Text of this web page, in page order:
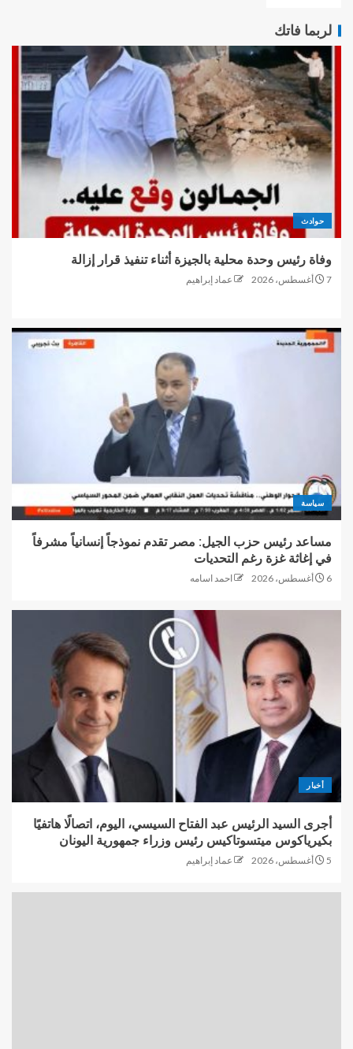
لربما فاتك
حوادث
وفاة رئيس وحدة محلية بالجيزة أثناء تنفيذ قرار إزالة
7 أغسطس، 2026 عماد إبراهيم
سياسة
مساعد رئيس حزب الجيل: مصر تقدم نموذجاً إنسانياً مشرفاً
في إغاثة غزة رغم التحديات
6 أغسطس، 2026 احمد اسامه
أخبار
أجرى السيد الرئيس عبد الفتاح السيسي، اليوم، اتصالًا هاتفيًا
بكيرياكوس ميتسوتاكيس رئيس وزراء جمهورية اليونان
5 أغسطس، 2026 عماد إبراهيم